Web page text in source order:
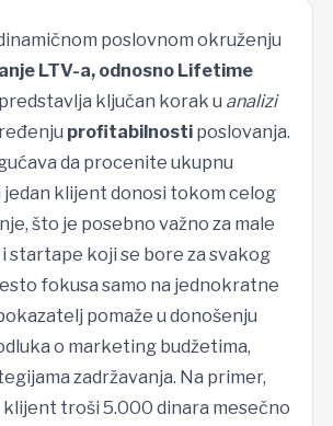
poslovnom okruženju
LTV-a, odnosno Lifetime
ključan korak u analizi
profitabilnosti poslovanja.
da procenite ukupnu
klijent donosi tokom celog
što je posebno važno za male
startape koji se bore za svakog
fokusa samo na jednokratne
pomaže u donošenju
o marketing budžetima,
zadržavanja. Na primer,
troši 5.000 dinara mesečno